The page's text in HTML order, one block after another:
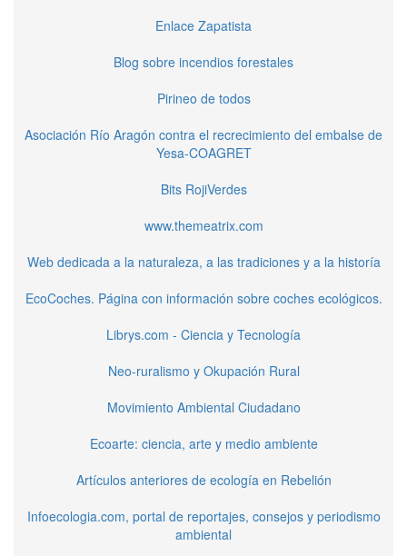
Enlace Zapatista
Blog sobre incendios forestales
Pirineo de todos
Asociación Río Aragón contra el recrecimiento del embalse de
Yesa-COAGRET
Bits RojiVerdes
www.themeatrix.com
Web dedicada a la naturaleza, a las tradiciones y a la historía
EcoCoches. Página con información sobre coches ecológicos.
Librys.com - Ciencia y Tecnología
Neo-ruralismo y Okupación Rural
Movimiento Ambiental Ciudadano
Ecoarte: ciencia, arte y medio ambiente
Artículos anteriores de ecología en Rebelión
Infoecologia.com, portal de reportajes, consejos y periodismo
ambiental